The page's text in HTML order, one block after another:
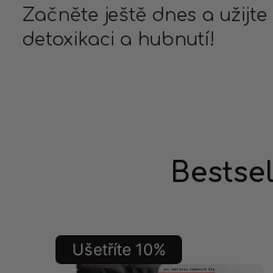
Začněte ještě dnes a
detoxikaci a hubnutí!
Ušetříte 10%